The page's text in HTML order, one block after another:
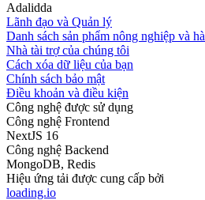
Adalidda
Lãnh đạo và Quản lý
Danh sách sản phẩm nông nghiệp và
Nhà tài trợ của chúng tôi
Cách xóa dữ liệu của bạn
Chính sách bảo mật
Điều khoản và điều kiện
Công nghệ được sử dụng
Công nghệ Frontend
NextJS 16
Công nghệ Backend
MongoDB, Redis
Hiệu ứng tải được cung cấp bởi
loading.io